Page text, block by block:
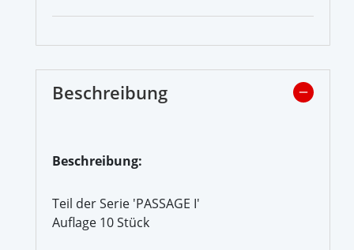
Beschreibung
Beschreibung:
Teil der Serie 'PASSAGE I'
Auflage 10 Stück